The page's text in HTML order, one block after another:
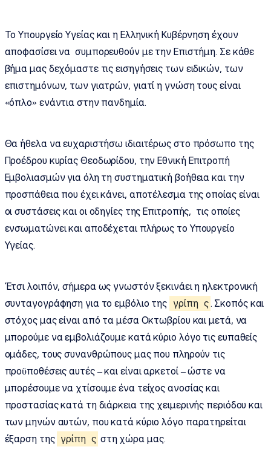
Το Υπουργείο Υγείας και η Ελληνική Κυβέρνηση έχουν
αποφασίσει να συμπορευθούν με την Επιστήμη. Σε κάθε
βήμα μας δεχόμαστε τις εισηγήσεις των ειδικών, των
επιστημόνων, των γιατρών, γιατί η γνώση τους είναι
«όπλο» ενάντια στην πανδημία.
Θα ήθελα να ευχαριστήσω ιδιαιτέρως στο πρόσωπο της
Προέδρου κυρίας Θεοδωρίδου, την Εθνική Επιτροπή
Εμβολιασμών για όλη τη συστηματική βοήθεια και την
προσπάθεια που έχει κάνει, αποτέλεσμα της οποίας είναι
οι συστάσεις και οι οδηγίες της Επιτροπής, τις οποίες
ενσωματώνει και αποδέχεται πλήρως το Υπουργείο
Υγείας.
Έτσι λοιπόν, σήμερα ως γνωστόν ξεκινάει η ηλεκτρονική
συνταγογράφηση για το εμβόλιο της γρίπη ς. Σκοπός και
στόχος μας είναι από τα μέσα Οκτωβρίου και μετά, να
μπορούμε να εμβολιάζουμε κατά κύριο λόγο τις ευπαθείς
ομάδες, τους συνανθρώπους μας που πληρούν τις
προϋποθέσεις αυτές – και είναι αρκετοί – ώστε να
μπορέσουμε να χτίσουμε ένα τείχος ανοσίας και
προστασίας κατά τη διάρκεια της χειμερινής περιόδου και
των μηνών αυτών, που κατά κύριο λόγο παρατηρείται
έξαρση της γρίπη ς στη χώρα μας.